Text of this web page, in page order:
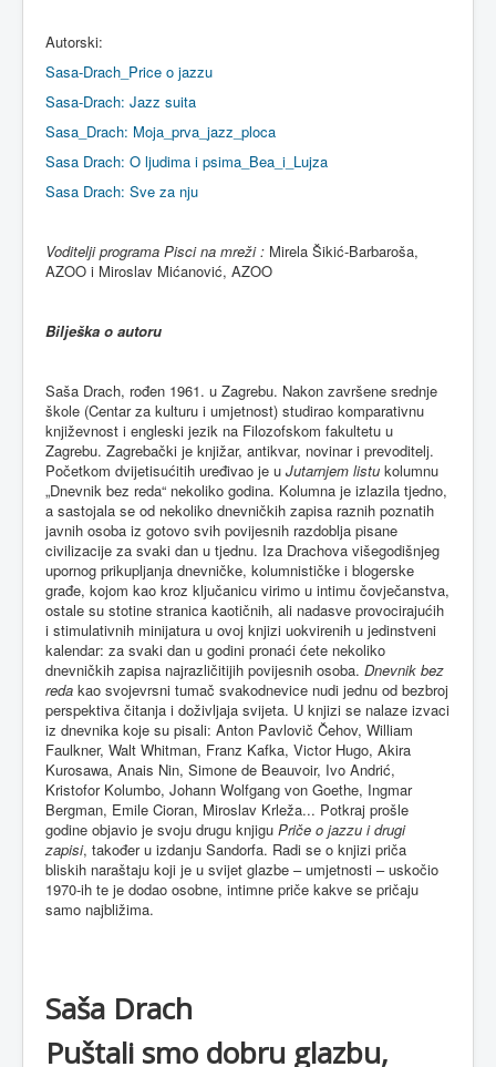
Autorski:
Sasa-Drach_Price o jazzu
Sasa-Drach: Jazz suita
Sasa_Drach: Moja_prva_jazz_ploca
Sasa Drach: O ljudima i psima_Bea_i_Lujza
Sasa Drach: Sve za nju
Voditelji programa Pisci na mreži : Mirela Šikić-Barbaroša,
AZOO i Miroslav Mićanović, AZOO
Bilješka o autoru
Saša Drach, rođen 1961. u Zagrebu. Nakon završene srednje
škole (Centar za kulturu i umjetnost) studirao komparativnu
književnost i engleski jezik na Filozofskom fakultetu u
Zagrebu. Zagrebački je knjižar, antikvar, novinar i prevoditelj.
Početkom dvijetisućitih uređivao je u Jutarnjem listu kolumnu
„Dnevnik bez reda“ nekoliko godina. Kolumna je izlazila tjedno,
a sastojala se od nekoliko dnevničkih zapisa raznih poznatih
javnih osoba iz gotovo svih povijesnih razdoblja pisane
civilizacije za svaki dan u tjednu. Iza Drachova višegodišnjeg
upornog prikupljanja dnevničke, kolumnističke i blogerske
građe, kojom kao kroz ključanicu virimo u intimu čovječanstva,
ostale su stotine stranica kaotičnih, ali nadasve provocirajućih
i stimulativnih minijatura u ovoj knjizi uokvirenih u jedinstveni
kalendar: za svaki dan u godini pronaći ćete nekoliko
dnevničkih zapisa najrazličitijih povijesnih osoba. Dnevnik bez
reda kao svojevrsni tumač svakodnevice nudi jednu od bezbroj
perspektiva čitanja i doživljaja svijeta. U knjizi se nalaze izvaci
iz dnevnika koje su pisali: Anton Pavlovič Čehov, William
Faulkner, Walt Whitman, Franz Kafka, Victor Hugo, Akira
Kurosawa, Anais Nin, Simone de Beauvoir, Ivo Andrić,
Kristofor Kolumbo, Johann Wolfgang von Goethe, Ingmar
Bergman, Emile Cioran, Miroslav Krleža... Potkraj prošle
godine objavio je svoju drugu knjigu Priče o jazzu i drugi
zapisi, također u izdanju Sandorfa. Radi se o knjizi priča
bliskih naraštaju koji je u svijet glazbe – umjetnosti – uskočio
1970-ih te je dodao osobne, intimne priče kakve se pričaju
samo najbližima.
Saša Drach
Puštali smo dobru glazbu,